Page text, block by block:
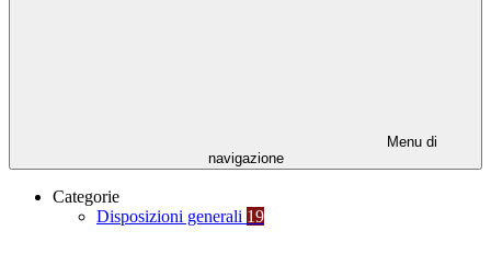
Menu di
navigazione
Categorie
Disposizioni generali 19